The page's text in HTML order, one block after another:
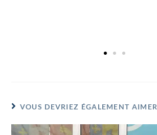
VOUS DEVRIEZ ÉGALEMENT AIMER